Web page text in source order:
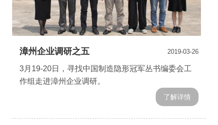
漳州企业调研之五 2019-03-26
3月19-20日，寻找中国制造隐形冠军丛书编委会工
作组走进漳州企业调研。
了解详情